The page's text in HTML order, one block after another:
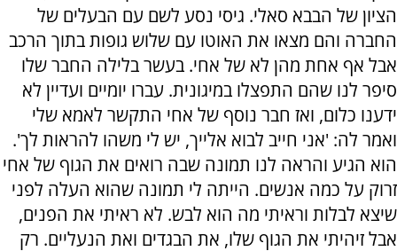
הציון של הבבא סאלי. גיסי נסע לשם עם הבעלים של
החברה והם מצאו את האוטו עם שלוש גופות בתוך הרכב
אבל אף אחת מהן לא של אחי. בעשר בלילה החבר שלו
סיפר לנו שהם התפצלו במיגונית. עברו יומיים ועדיין לא
ידענו כלום, ואז חבר נוסף של אחי התקשר לאמא שלי
ואמר לה: 'אני חייב לבוא אלייך, יש לי משהו להראות לך'.
הוא הגיע והראה לנו תמונה שבה רואים את הגוף של אחי
זרוק על כמה אנשים. הייתה לי תמונה שהוא העלה לפני
שיצא לבלות וראיתי מה הוא לבש. לא ראיתי את הפנים,
אבל זיהיתי את הגוף שלו, את הבגדים ואת הנעליים. רק